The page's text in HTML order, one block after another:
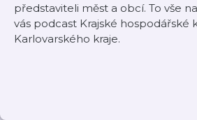
představiteli měst a obcí. To vše
vás podcast Krajské hospodářské
Karlovarského kraje.